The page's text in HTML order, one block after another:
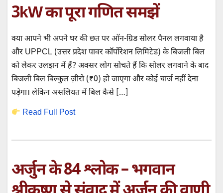
3kW का पूरा गणित समझें
क्या आपने भी अपने घर की छत पर ऑन-ग्रिड सोलर पैनल लगवाया है
और UPPCL (उत्तर प्रदेश पावर कॉर्पोरेशन लिमिटेड) के बिजली बिल
को लेकर उलझन में हैं? अक्सर लोग सोचते हैं कि सोलर लगवाने के बाद
बिजली बिल बिल्कुल ज़ीरो (₹0) हो जाएगा और कोई चार्ज नहीं देना
पड़ेगा। लेकिन असलियत में बिल कैसे […]
Read Full Post
अर्जुन के 84 श्लोक – भगवान